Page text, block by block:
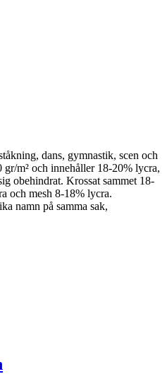
dans, gymnastik, scen och
m² och innehåller 18-20% lycra,
obehindrat. Krossat sammet 18-
och mesh 8-18% lycra.
namn på samma sak,